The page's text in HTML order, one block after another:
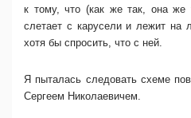
к тому, что (как же так, она же
слетает с карусели и лежит на
хотя бы спросить, что с ней.
Я пыталась следовать схеме
Сергеем Николаевичем.